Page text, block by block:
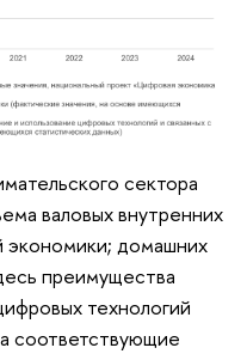
сектора
валовых внутренних
экономики; домашних
преимущества
технологий
соответствующие